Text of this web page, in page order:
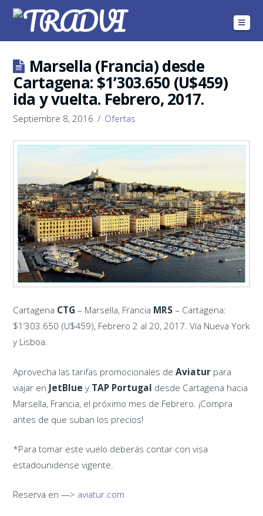
Marsella (Francia) desde
Cartagena: $1’303.650 (U$459)
ida y vuelta. Febrero, 2017.
Septiembre 8, 2016 Ofertas
Cartagena ‪ CTG – Marsella, Francia ‪ MRS– Cartagena:
$1’303.650 (U$459), Febrero 2 al 20, 2017. Vía Nueva York
y Lisboa.
Aprovecha las tarifas promocionales deAviatur para
viajar en JetBlue y TAP Portugal desde Cartagena hacia
Marsella, Francia, el próximo mes de Febrero. ¡Compra
antes de que suban los precios!
*Para tomar este vuelo deberás contar con visa
estadounidense vigente.
Reserva en —> aviatur.com